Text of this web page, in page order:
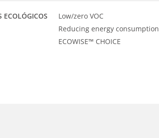
ECOLÓGICOS
Low/zero VOC
Reducing energy consumption
ECOWISE™ CHOICE